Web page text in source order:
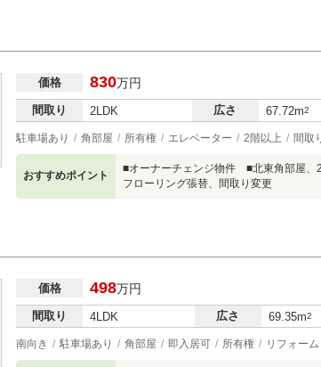
価格 830万円
間取り 2LDK 広さ 67.72m2
駐車場あり 角部屋 所有権 エレベーター 2階以上 間取
おすすめポイント
■オーナーチェンジ物件 ■北東角部屋、
フローリング張替、間取り変更
価格 498万円
間取り 4LDK 広さ 69.35m2
南向き 駐車場あり 角部屋 即入居可 所有権 リフォー